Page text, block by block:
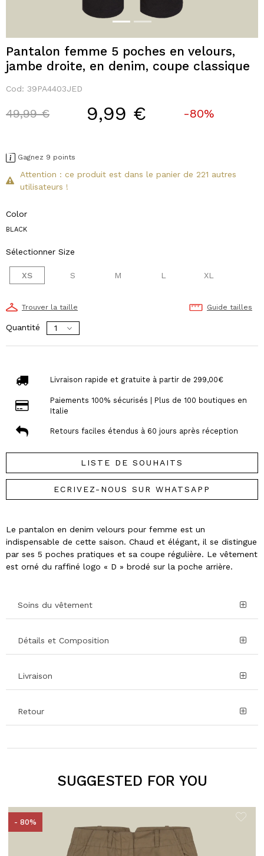
Pantalon femme 5 poches en velours,
jambe droite, en denim, coupe classique
Cod: 39PA4403JED
Price reduced from
49,99 €to 9,99 € -80%
Gagnez 9 points
Attention : ce produit est dans le panier de 221 autres
utilisateurs !
Color
BLACK
Sélectionner Size
XS S M L XL
Trouver la taille Guide tailles
Quantité
Livraison rapide et gratuite à partir de 299,00€
Paiements 100% sécurisés | Plus de 100 boutiques en
Italie
Retours faciles étendus à 60 jours après réception
LISTE DE SOUHAITS
ECRIVEZ-NOUS SUR WHATSAPP
Le pantalon en denim velours pour femme est un
indispensable de cette saison. Chaud et élégant, il se distingue
par ses 5 poches pratiques et sa coupe régulière. Le vêtement
est orné du raffiné logo « D » brodé sur la poche arrière.
Soins du vêtement
Détails et Composition
Livraison
Retour
SUGGESTED FOR YOU
- 80%